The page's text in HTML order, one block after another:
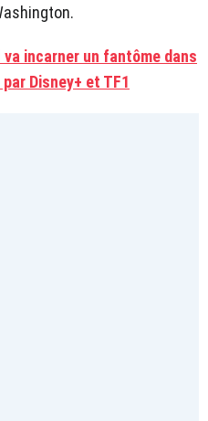
incarner un fantôme dans
Disney+ et TF1